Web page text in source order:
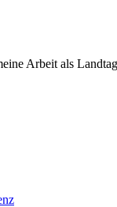
Arbeit als